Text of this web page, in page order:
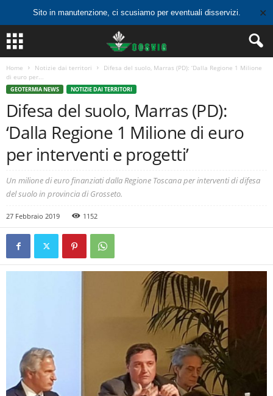
Sito in manutenzione, ci scusiamo per eventuali disservizi. ✕
Home Notizie dai territori
Difesa del suolo, Marras (PD): ‘Dalla Regione 1 Milione
di euro per...
GEOTERMIA NEWS NOTIZIE DAI TERRITORI
Difesa del suolo, Marras (PD):
‘Dalla Regione 1 Milione di euro
per interventi e progetti’
Un milione di euro finanziati dalla Regione Toscana per interventi di difesa
del suolo in provincia di Grosseto.
27 Febbraio 2019 1152